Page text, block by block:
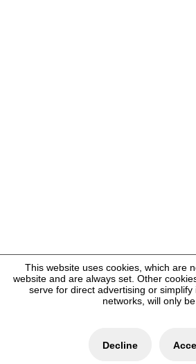
This website uses cookies, which are
website and are always set. Other
serve for direct advertising or
networks, will only
Decline